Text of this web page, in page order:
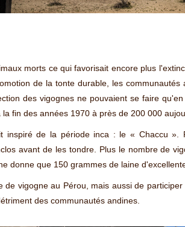
morts ce qui favorisait encore plus
de la tonte durable, les communautés
des vigognes ne pouvaient se faire
fin des années 1970 à près de 200 000
inspiré de la période inca : le « Chaccu ».
avant de les tondre. Plus le nombre de
donne que 150 grammes de laine
vigogne au Pérou, mais aussi de
des communautés andines.